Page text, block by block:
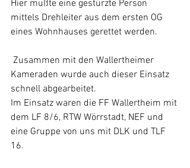
Hier mußte eine gestürzte Person
mittels Drehleiter aus dem ersten OG
eines Wohnhauses gerettet werden.
Kameraden wurde auch dieser Einsatz
schnell abgearbeitet.
Im Einsatz waren die FF Wallertheim mit
dem LF 8/6, RTW Wörrstadt, NEF und
eine Gruppe von uns mit DLK und TLF
16.